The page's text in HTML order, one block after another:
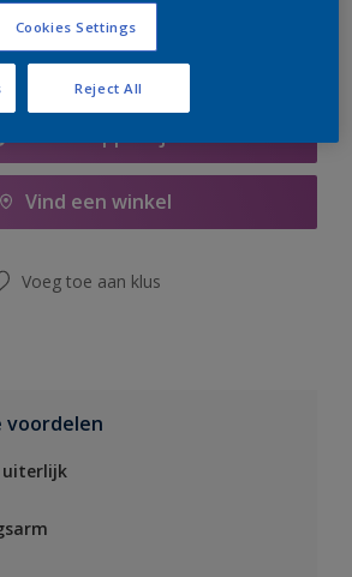
Vind een winkel
Voeg toe aan klus
voordelen
Cookies Settings
Reject All